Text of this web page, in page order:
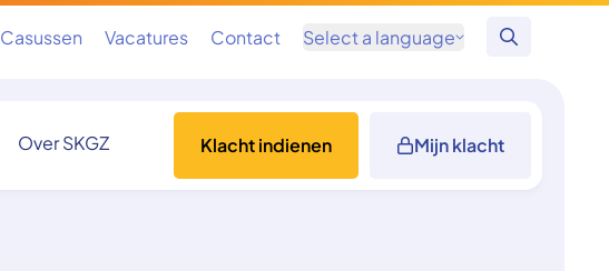
Casussen Vacatures Contact Select a language
Zoeken
Over SKGZ Klacht indienen Mijn klacht